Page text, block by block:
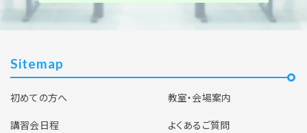
2026年9月14日(月)
東京校 【下期】第一種電気工事士 基礎理論計算コ
催）
空席あり
Sitemap
初めての方へ
教室・会場案内
講習会日程
よくあるご質問